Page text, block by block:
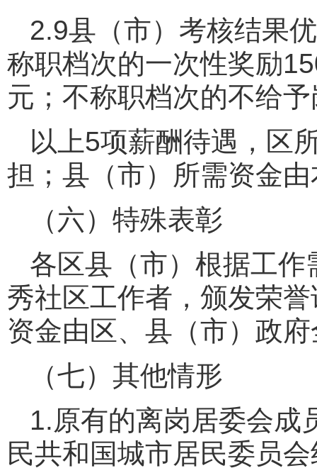
2.9县（市）考核结果
称职档次的一次性奖励
元；不称职档次的不给
以上5项薪酬待遇，区
担；县（市）所需资金
（六）特殊表彰
各区县（市）根据工
秀社区工作者，颁发荣
资金由区、县（市）政
（七）其他情形
1.原有的离岗居委会成
民共和国城市居民委员